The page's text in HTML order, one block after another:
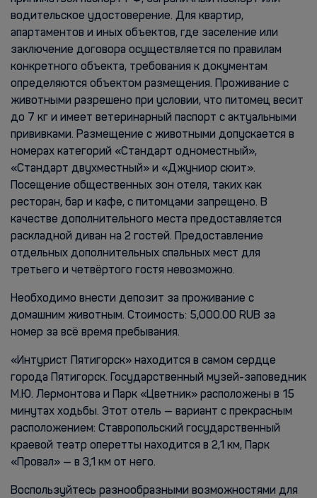
водительское удостоверение. Для квартир,
апартаментов и иных объектов, где заселение или
заключение договора осуществляется по правилам
конкретного объекта, требования к документам
определяются объектом размещения. Проживание с
животными разрешено при условии, что питомец весит
до 7 кг и имеет ветеринарный паспорт с актуальными
прививками. Размещение с животными допускается в
номерах категорий «Стандарт одноместный»,
«Стандарт двухместный» и «Джуниор сюит».
Посещение общественных зон отеля, таких как
ресторан, бар и кафе, с питомцами запрещено. В
качестве дополнительного места предоставляется
раскладной диван на 2 гостей. Предоставление
отдельных дополнительных спальных мест для
третьего и четвёртого гостя невозможно.
Необходимо внести депозит за проживание с
домашним животным. Стоимость: 5,000.00 RUB за
номер за всё время пребывания.
«Интурист Пятигорск» находится в самом сердце
города Пятигорск. Государственный музей-заповедник
М.Ю. Лермонтова и Парк «Цветник» расположены в 15
минутах ходьбы. Этот отель — вариант с прекрасным
расположением: Ставропольский государственный
краевой театр оперетты находится в 2,1 км, Парк
«Провал» — в 3,1 км от него.
Воспользуйтесь разнообразными возможностями для